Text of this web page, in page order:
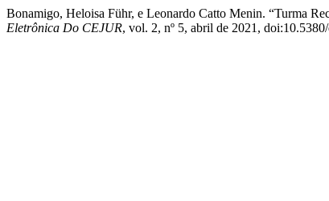
Bonamigo, Heloisa Führ, e Leonardo Catto Menin. “Turma
Eletrônica Do CEJUR, vol. 2, nº 5, abril de 2021,